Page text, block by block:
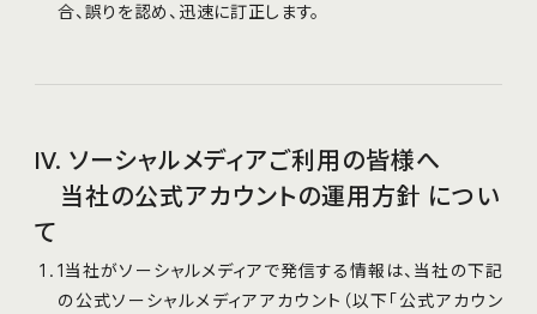
合、誤りを認め、迅速に訂正します。
IV. ソーシャルメディアご利⽤の皆様へ
当社の公式アカウントの運⽤方針 につい
て
1当社がソーシャルメディアで発信する情報は、当社の下記
の公式ソーシャルメディアアカウント（以下「公式アカウン